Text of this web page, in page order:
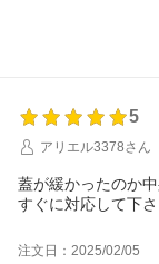
5
アリエル3378さん
蓋が緩かったのか
すぐに対応して下
注文日：2025/02/05